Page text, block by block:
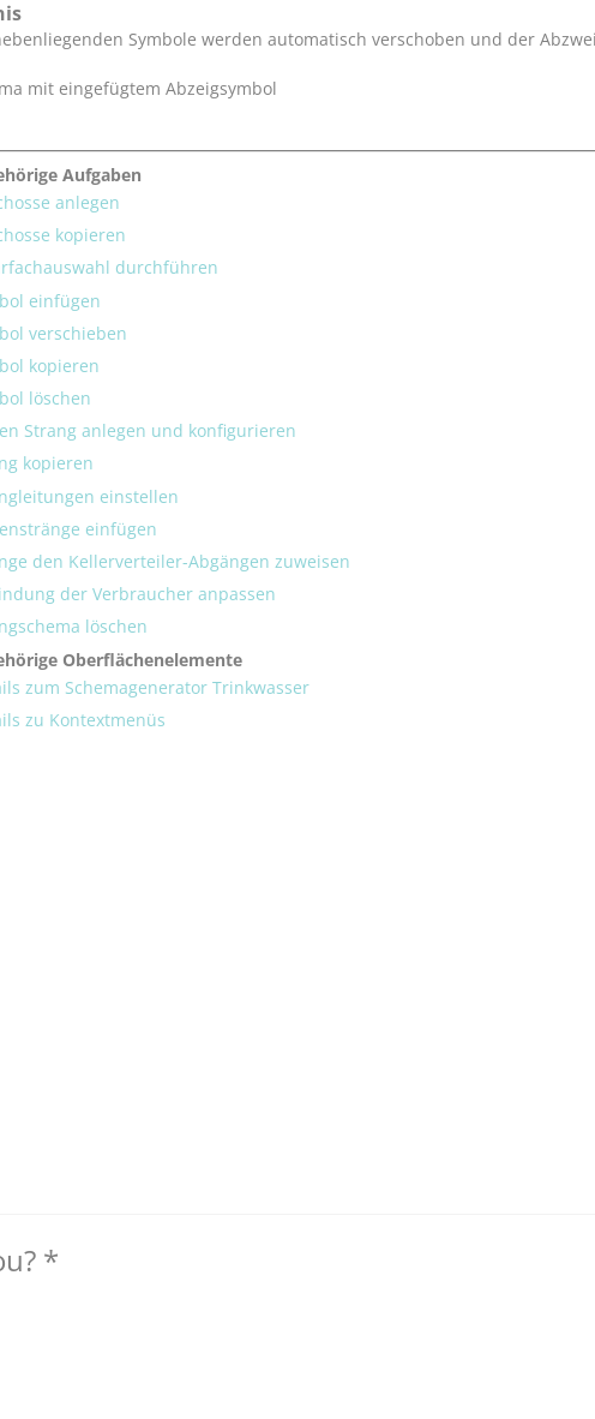
Symbole werden automatisch verschoben und der
Aufgaben
anlegen
kopieren
durchführen
einfügen
verschieben
kopieren
löschen
Strang anlegen und konfigurieren
kopieren
einstellen
einfügen
den Kellerverteiler-Abgängen zuweisen
der Verbraucher anpassen
löschen
Oberflächenelemente
zum Schemagenerator Trinkwasser
zu Kontextmenüs
*